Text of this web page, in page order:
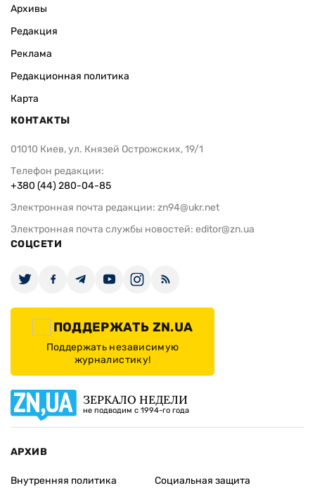
Архивы
Редакция
Реклама
Редакционная политика
Карта
КОНТАКТЫ
01010 Киев, ул. Князей Острожских, 19/1
Телефон редакции:
+380 (44) 280-04-85
Электронная почта редакции: zn94@ukr.net
Электронная почта службы новостей: editor@zn.ua
СОЦСЕТИ
ПОДДЕРЖАТЬ ZN.UA
Поддержать независимую
журналистику!
ЗЕРКАЛО НЕДЕЛИ
не подводим с 1994-го года
АРХИВ
Внутренняя политика
Социальная защита